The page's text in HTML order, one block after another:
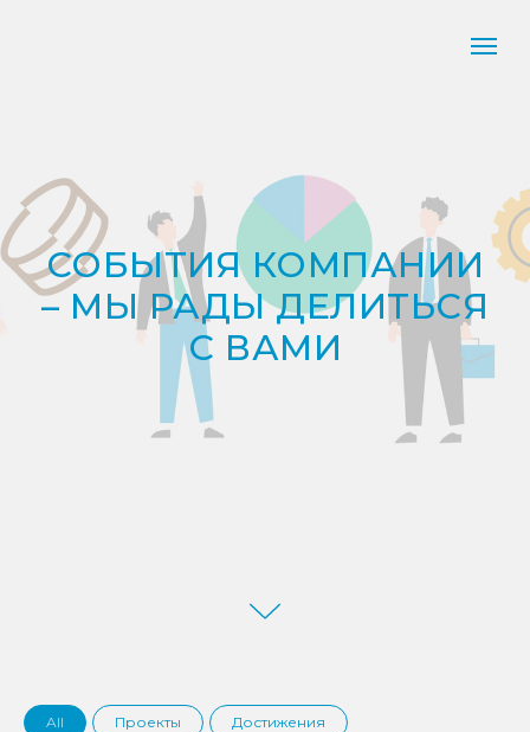
СОБЫТИЯ КОМПАНИИ
– МЫ РАДЫ ДЕЛИТЬСЯ
С ВАМИ
All Проекты Достижения